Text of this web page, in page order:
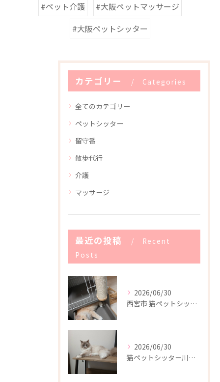
#ペット介護
#大阪ペットマッサージ
#大阪ペットシッター
カテゴリー Categories
全てのカテゴリー
ペットシッター
留守番
散歩代行
介護
マッサージ
最近の投稿
Recent
Posts
2026/06/30
西宮市 猫ペットシッター
2026/06/30
猫ペットシッター川西市(^-^)/